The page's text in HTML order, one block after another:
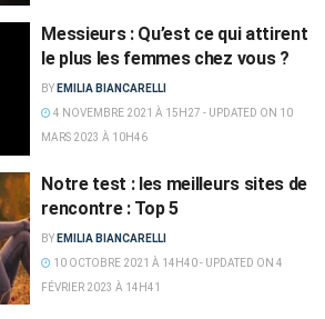
Messieurs : Qu’est ce qui attirent
le plus les femmes chez vous ?
BY EMILIA BIANCARELLI
4 NOVEMBRE 2021 À 15H27 - UPDATED ON 10
MARS 2023 À 10H46
Notre test : les meilleurs sites de
rencontre : Top 5
BY EMILIA BIANCARELLI
10 OCTOBRE 2021 À 14H40 - UPDATED ON 4
FÉVRIER 2023 À 14H41